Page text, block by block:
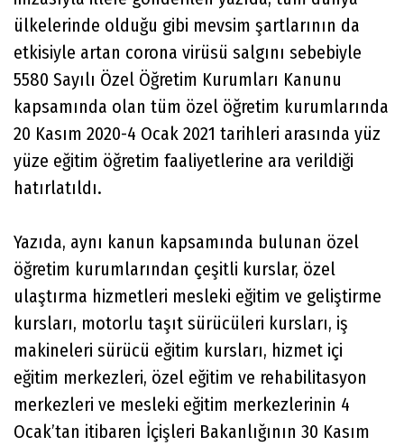
ülkelerinde olduğu gibi mevsim şartlarının da
etkisiyle artan corona virüsü salgını sebebiyle
5580 Sayılı Özel Öğretim Kurumları Kanunu
kapsamında olan tüm özel öğretim kurumlarında
20 Kasım 2020-4 Ocak 2021 tarihleri arasında yüz
yüze eğitim öğretim faaliyetlerine ara verildiği
hatırlatıldı.
Yazıda, aynı kanun kapsamında bulunan özel
öğretim kurumlarından çeşitli kurslar, özel
ulaştırma hizmetleri mesleki eğitim ve geliştirme
kursları, motorlu taşıt sürücüleri kursları, iş
makineleri sürücü eğitim kursları, hizmet içi
eğitim merkezleri, özel eğitim ve rehabilitasyon
merkezleri ve mesleki eğitim merkezlerinin 4
Ocak’tan itibaren İçişleri Bakanlığının 30 Kasım